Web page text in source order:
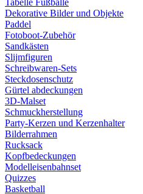
Tabelle Fußbälle
Dekorative Bilder und Objekte
Paddel
Fotoboot-Zubehör
Sandkästen
Slijmfiguren
Schreibwaren-Sets
Steckdosenschutz
Gürtel abdeckungen
3D-Malset
Schmuckherstellung
Party-Kerzen und Kerzenhalter
Bilderrahmen
Rucksack
Kopfbedeckungen
Modelleisenbahnset
Quizzes
Basketball